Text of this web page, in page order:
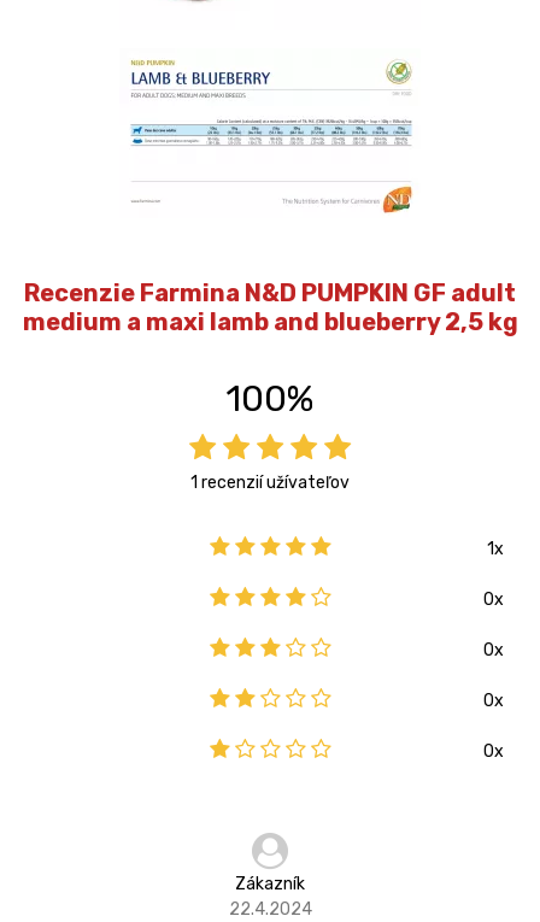
Recenzie Farmina N&D PUMPKIN GF adult
medium a maxi lamb and blueberry 2,5 kg
100%
1 recenzií užívateľov
1x
0x
0x
0x
0x
Zákazník
22.4.2024